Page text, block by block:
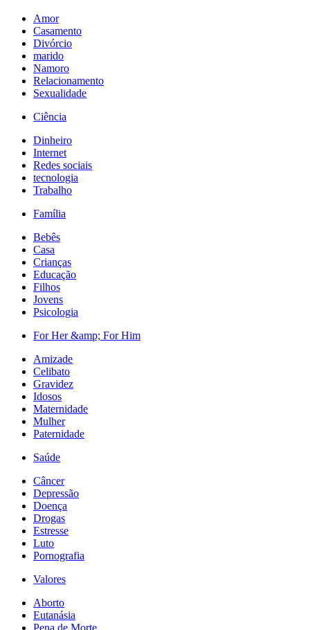
Amor
Casamento
Divórcio
marido
Namoro
Relacionamento
Sexualidade
Ciência
Dinheiro
Internet
Redes sociais
tecnologia
Trabalho
Família
Bebês
Casa
Crianças
Educação
Filhos
Jovens
Psicologia
For Her &amp; For Him
Amizade
Celibato
Gravidez
Idosos
Maternidade
Mulher
Paternidade
Saúde
Câncer
Depressão
Doença
Drogas
Estresse
Luto
Pornografia
Valores
Aborto
Eutanásia
Pena de Morte